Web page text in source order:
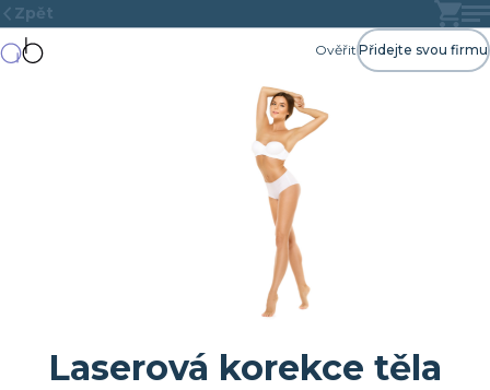
Zpět
Ověřit Přidejte svou firmu
Laserová korekce těla